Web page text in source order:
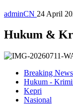
adminCN 24 April
Hukum &
Breaking News
Hukum -
Kepri
Nasional